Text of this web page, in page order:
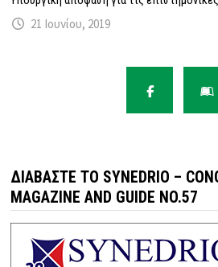
21 Ιουνίου, 2019
ΔΙΑΒΆΣΤΕ ΤΟ SYNEDRIO –
MAGAZINE AND GUIDE NO.57